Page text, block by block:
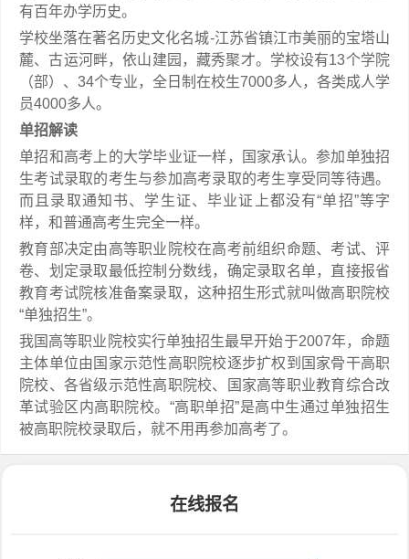
有百年办学历史。
学校坐落在著名历史文化名城-江苏省镇江市美丽的宝塔山
麓、古运河畔，依山建园，藏秀聚才。学校设有13个学院
（部）、34个专业，全日制在校生7000多人，各类成人学
员4000多人。
单招解读
单招和高考上的大学毕业证一样，国家承认。参加单独招
生考试录取的考生与参加高考录取的考生享受同等待遇。
而且录取通知书、学生证、毕业证上都没有“单招”等字
样，和普通高考生完全一样。
教育部决定由高等职业院校在高考前组织命题、考试、评
卷、划定录取最低控制分数线，确定录取名单，直接报省
教育考试院核准备案录取，这种招生形式就叫做高职院校
“单独招生”。
我国高等职业院校实行单独招生最早开始于2007年，命题
主体单位由国家示范性高职院校逐步扩权到国家骨干高职
院校、各省级示范性高职院校、国家高等职业教育综合改
革试验区内高职院校。“高职单招”是高中生通过单独招生
被高职院校录取后，就不用再参加高考了。
在线报名